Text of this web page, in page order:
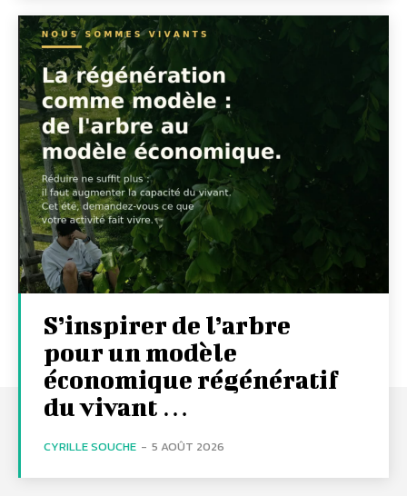
S’inspirer de l’arbre
pour un modèle
économique régénératif
du vivant …
CYRILLE SOUCHE - 5 AOÛT 2026